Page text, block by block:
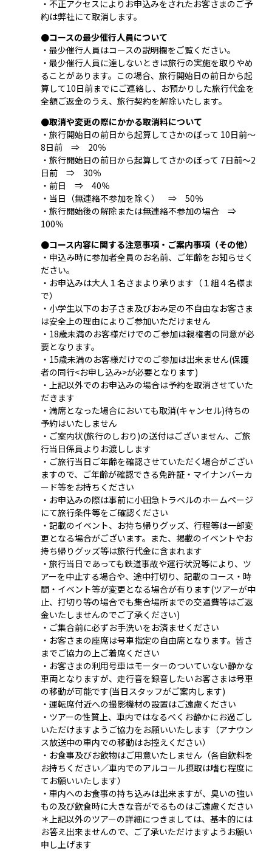
・不正アクセスによりお申込みをされたお客さまのご予
約は弊社にて取消します。
●コースの最少催行人員について
・最少催行人員はコースの説明欄をご覧ください。
・最少催行人員に達しないときは旅行の実施を取りやめ
ることがあります。この場合、旅行開始日の前日から起
算して10日前までにご連絡し、お預かりした旅行代金を
全額ご返金のうえ、旅行契約を解除いたします。
●取消や変更の際にかかる取消料について
・旅行開始日の前日から起算してさかのぼって 10日前～
8日前 ⇒ 20％
・旅行開始日の前日から起算してさかのぼって 7日前～2
日前 ⇒ 30％
・前日 ⇒ 40％
・当日（無連絡不参加を除く） ⇒ 50％
・旅行開始後の解除または無連絡不参加の場合 ⇒
100％
●コース内容に関する注意事項・ご案内事項（その他）
・申込み時に参加者全員のお名前、ご年齢をお知らせく
ださい。
・お申込みは大人１名さまより承ります（１組４名様ま
で）
・小学生以下のお子さま及びおみ足の不自由なお客さま
は安全上の理由によりご参加いただけません
・18歳未満のお客様だけでのご参加は親権者の同意が必
要となります。
・15歳未満のお客様だけでのご参加は出来ません(保護
者の同行<お申し込み>が必要となります)
・上記以外でのお申込みの場合は予約を取消させていた
だきます
・満席となった場合においても取消(キャンセル)待ちの
予約はいたしません
・ご案内状(旅行のしおり)の送付はございません、ご旅
行当日係員よりお渡しします
・ご旅行当日ご年齢を確認させていただく場合がござい
ますので、ご年齢が確認できる免許証・マイナンバーカ
ード等をお持ちください
・お申込みの際は事前に小田急トラベルのホームページ
にて旅行条件等をご確認ください
・記載のイベント、お持ち帰りグッズ、行程等は一部変
更となる場合がございます。また、掲載のイベントやお
持ち帰りグッズ等は旅行代金に含まれます
・旅行当日であっても鉄道事故や運行状況等により、ツ
アーを中止する場合や、途中打切り、記載のコース・時
間・イベント等が変更となる場合が有ります(ツアーが中
止、打切り等の場合でも集合場所までの交通費等はご返
金いたしませんのでご了承ください)
・ご集合前に必ずお手洗いをお済ませください
・お客さまの座席は号車指定の自由席となります。皆さ
までご協力の上ご着席ください
・お客さまの利用号車はモーターのついていない静かな
車両となりますが、走行音を録音したいお客さまは号車
の移動が可能です(当日スタッフがご案内します)
・運転席付近への撮影機材の設置はご遠慮ください
・ツアーの性質上、車内ではなるべくお静かにお過ごし
いただけますようご協力をお願いいたします（アナウン
ス放送中の車内での移動はお控えください）
・お食事及びお飲物はご用意いたしません（各自飲料を
お持ちください／車内でのアルコール摂取は嗜む程度に
てお願いいたします）
・車内へのお食事の持ち込みは出来ますが、臭いの強い
もの及び飲食時に大きな音がでるものはご遠慮ください
＊上記以外のツアーの詳細につきましては、基本的には
お答え出来ませんので、ご了承いただけますようお願い
申し上げます